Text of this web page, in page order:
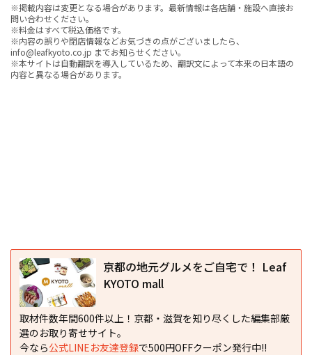
※掲載内容は変更となる場合があります。最新情報は各店舗・施設へ直接お
問い合わせください。
※料金はすべて税込価格です。
※内容の誤りや閉店情報などお気づきの点がございましたら、
info@leafkyoto.co.jp までお知らせください。
※本サイトは自動翻訳を導入しているため、翻訳文によって本来の日本語の
内容と異なる場合があります。
京都の地元グルメをご自宅で！ Leaf
KYOTO mall
取材件数年間600件以上！京都・滋賀を知り尽くした編集部厳
選のお取り寄せサイト。
今なら公式LINEお友達登録で500円OFFクーポン発行中!!